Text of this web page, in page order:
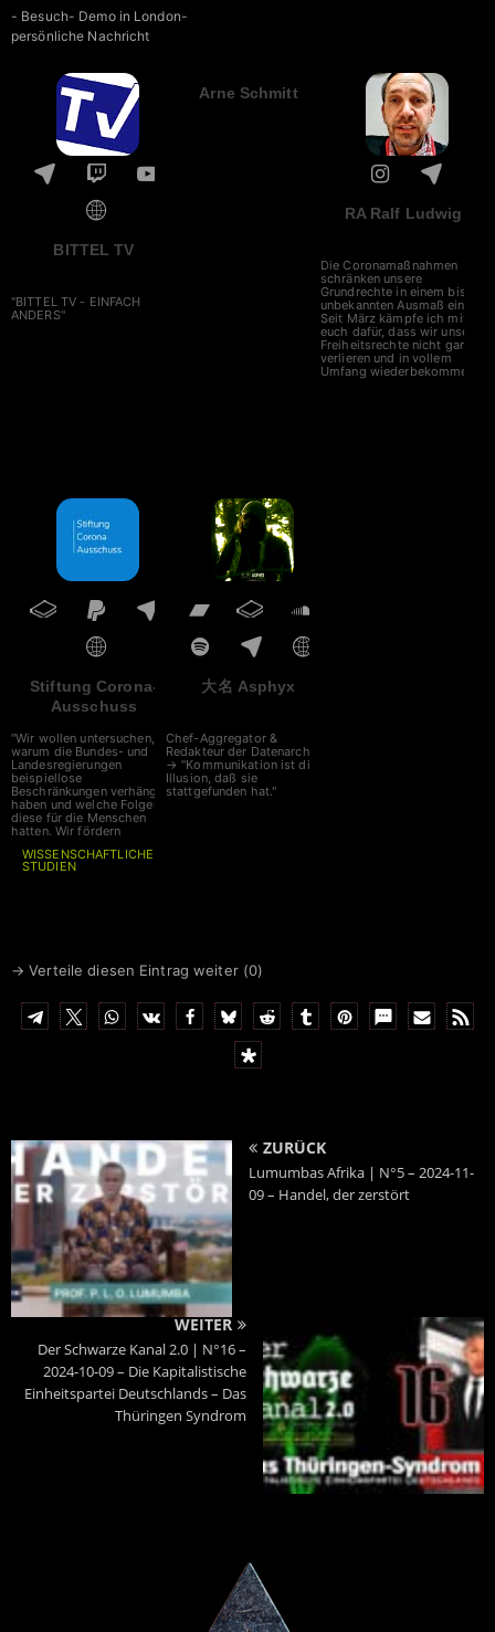
- Besuch- Demo in London-
persönliche Nachricht
BITTEL TV
"BITTEL TV - EINFACH
ANDERS"
Arne Schmitt
RA Ralf Ludwig
Die Coronamaßnahmen
schränken unsere
Grundrechte in einem bisher
unbekannten Ausmaß ein.
Seit März kämpfe ich mit
euch dafür, dass wir unsere
Freiheitsrechte nicht ganz
verlieren und in vollem
Umfang wiederbekommen..
Stiftung Corona-
Ausschuss
"Wir wollen untersuchen,
warum die Bundes- und
Landesregierungen
beispiellose
Beschränkungen verhängt
haben und welche Folgen
diese für die Menschen
hatten. Wir fördern
WISSENSCHAFTLICHE
STUDIEN
大名 Asphyx
Chef-Aggregator &
Redakteur der Datenarche
→ "Kommunikation ist die
Illusion, daß sie
stattgefunden hat."
→ Verteile diesen Eintrag weiter (0)
ZURÜCK
Lumumbas Afrika | N°5 – 2024-11-
09 – Handel, der zerstört
WEITER
Der Schwarze Kanal 2.0 | N°16 –
2024-10-09 – Die Kapitalistische
Einheitspartei Deutschlands – Das
Thüringen Syndrom